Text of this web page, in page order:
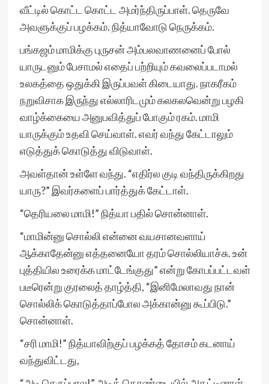
வீட்டில் கொட்ட கொட்ட அமர்ந்திருப்பாள். தெருவே
அவளுக்குப் பழக்கம். நித்யாவோடு நெருக்கம்.
பங்கஜம் மாமிக்கு புருசன் அம்பலவாணனைப் போல்
யாருடனும் பேசாமல் எதைப் பற்றியும் கவலைப்படாமல்
உலகத்தை ஒதுக்கி இருப்பவள் கிடையாது. நாகரீகம்
நறுவிசாக இருந்து எல்லாரிடமும் கலகலவென்று பழகி
வாழ்க்கையை அனுபவித்துப் போகும் ரகம். மாமி
யாருக்கும் உதவி செய்வாள். எவர் வந்து கேட்டாலும்
எடுத்துக் கொடுத்து விடுவாள்.
அவள்தான் உள்ளே வந்து. “எதிர்ல குடி வந்திருக்கிறது
யாரு?” இவர்களைப் பார்த்துக் கேட்டாள்.
“தெரியலை மாமி!” நித்யா பதில் சொன்னாள்.
“மாமின்னு சொல்லி என்னை வயசானவளாய்
ஆக்காதேன்னு எத்தனையோ தரம் சொல்லியாச்சு. உன்
புத்தியில உரைக்க மாட்டேங்குது” என்று கோபப்பட்டவள்
படீரென்று குரலைத் தாழ்த்தி, “இனிமேலாவது நான்
சொல்லிக் கொடுத்தாப்போல அக்கான்னு கூப்பிடு.”
சொன்னாள்.
“சரி மாமி!” நித்யாவிற்குப் பழக்கத் தோசம் கடனாய்
வந்துவிட்டது,